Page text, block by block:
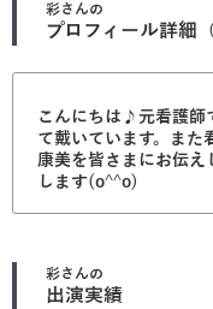
彩さんの
プロフィール詳細
こんにちは♪元看護師
て戴いています。また
康美を皆さまにお伝え
します(o^^o)
彩さんの
出演実績